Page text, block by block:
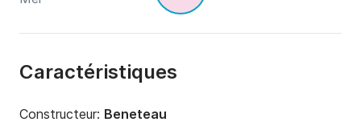
Caractéristiques
Constructeur: Beneteau